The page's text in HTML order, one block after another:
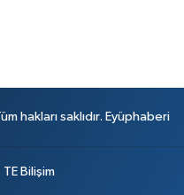
hakları saklıdır. Eyüphaberi
TE Bilişim